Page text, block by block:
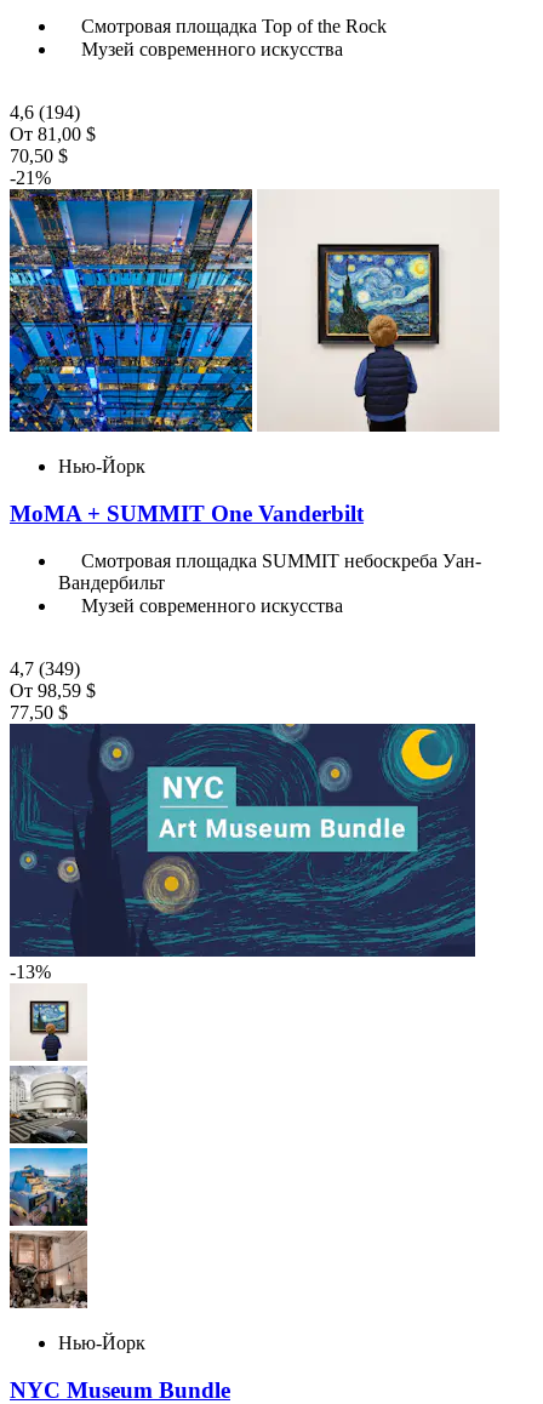
Смотровая площадка Top of the Rock
Музей современного искусства
4,6 (194)
От 81,00 $
70,50 $
-21%
Нью-Йорк
MoMA + SUMMIT One Vanderbilt
Смотровая площадка SUMMIT небоскреба Уан-
Вандербильт
Музей современного искусства
4,7 (349)
От 98,59 $
77,50 $
-13%
Нью-Йорк
NYC Museum Bundle